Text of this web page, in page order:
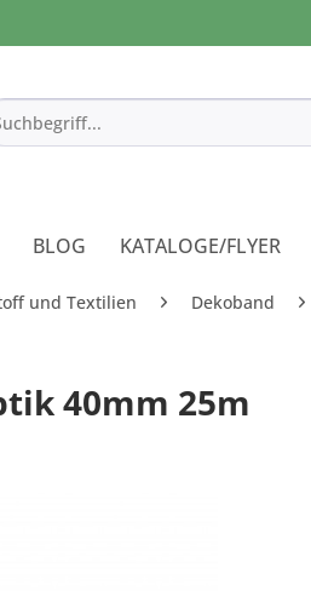
BLOG KATALOGE/FLYER
und Textilien Dekoband
40mm 25m